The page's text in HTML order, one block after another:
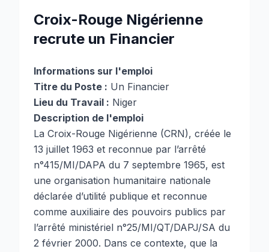
Croix-Rouge Nigérienne
recrute un Financier
Informations sur l'emploi
Titre du Poste : Un Financier
Lieu du Travail : Niger
Description de l'emploi
La Croix-Rouge Nigérienne (CRN), créée le
13 juillet 1963 et reconnue par l’arrêté
n°415/MI/DAPA du 7 septembre 1965, est
une organisation humanitaire nationale
déclarée d’utilité publique et reconnue
comme auxiliaire des pouvoirs publics par
l’arrêté ministériel n°25/MI/QT/DAPJ/SA du
2 février 2000. Dans ce contexte, que la